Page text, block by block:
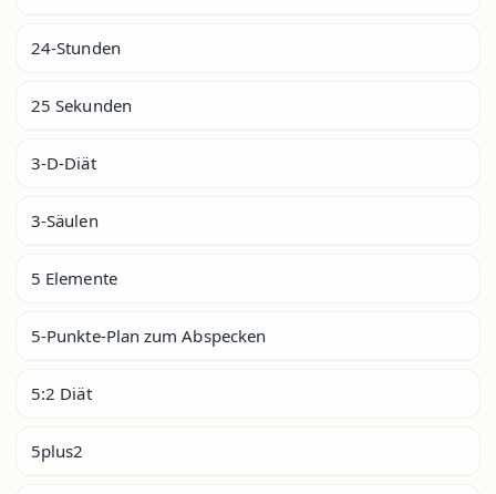
24-Stunden
25 Sekunden
3-D-Diät
3-Säulen
5 Elemente
5-Punkte-Plan zum Abspecken
5:2 Diät
5plus2